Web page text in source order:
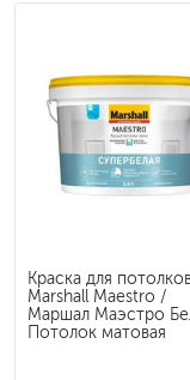
Краска для
Marshall Maestro /
Маршал Маэстро
Потолок матовая